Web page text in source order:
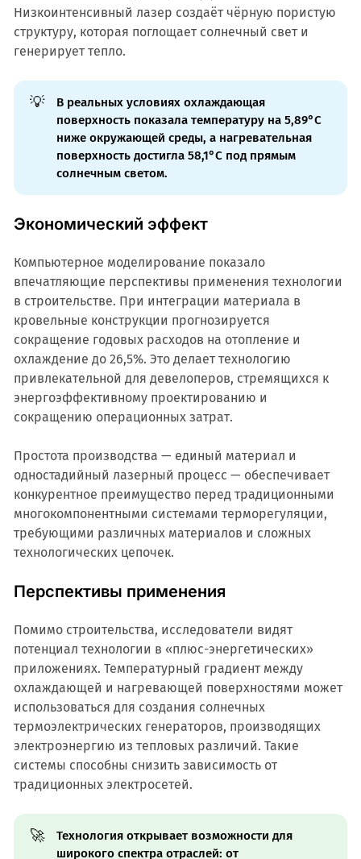
Низкоинтенсивный лазер создаёт чёрную пористую
структуру, которая поглощает солнечный свет и
генерирует тепло.
💡
В реальных условиях охлаждающая
поверхность показала температуру на 5,89°C
ниже окружающей среды, а нагревательная
поверхность достигла 58,1°C под прямым
солнечным светом.
Экономический эффект
Компьютерное моделирование показало
впечатляющие перспективы применения технологии
в строительстве. При интеграции материала в
кровельные конструкции прогнозируется
сокращение годовых расходов на отопление и
охлаждение до 26,5%. Это делает технологию
привлекательной для девелоперов, стремящихся к
энергоэффективному проектированию и
сокращению операционных затрат.
Простота производства — единый материал и
одностадийный лазерный процесс — обеспечивает
конкурентное преимущество перед традиционными
многокомпонентными системами терморегуляции,
требующими различных материалов и сложных
технологических цепочек.
Перспективы применения
Помимо строительства, исследователи видят
потенциал технологии в «плюс-энергетических»
приложениях. Температурный градиент между
охлаждающей и нагревающей поверхностями может
использоваться для создания солнечных
термоэлектрических генераторов, производящих
электроэнергию из тепловых различий. Такие
системы способны снизить зависимость от
традиционных электросетей.
🚀
Технология открывает возможности для
широкого спектра отраслей: от